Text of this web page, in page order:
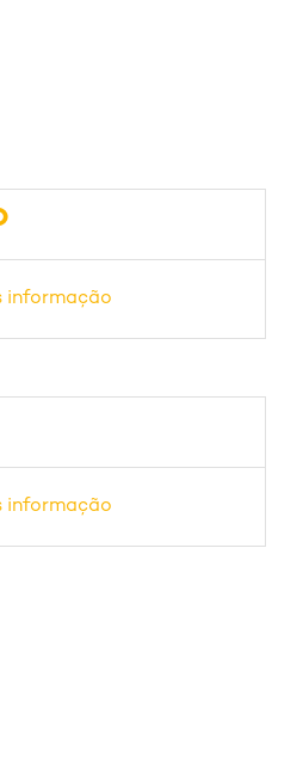
informação
informação